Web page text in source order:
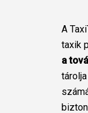
A
taxik
a